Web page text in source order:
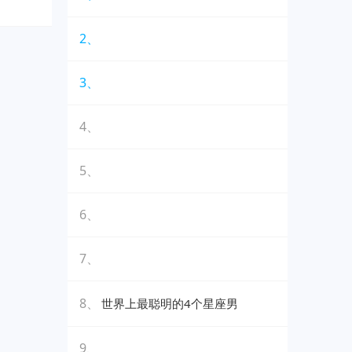
2、
3、
4、
5、
6、
7、
8、 世界上最聪明的4个星座男
9、